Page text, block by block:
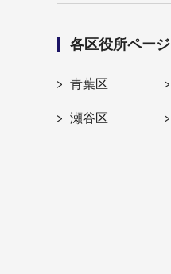
各区役所ページ
青葉区
瀬谷区